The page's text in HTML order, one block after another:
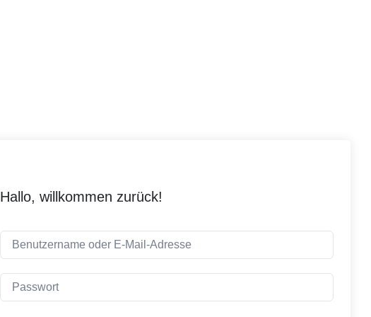
Hallo, willkommen zurück!